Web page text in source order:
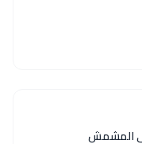
المشمش